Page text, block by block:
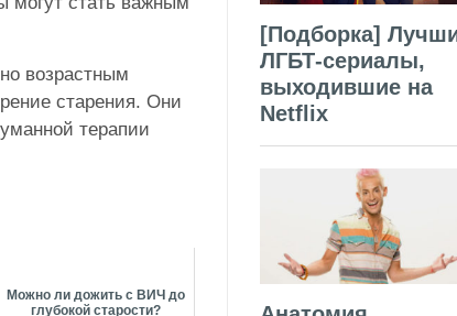
возрастным
старения. Они
терапии
Можно ли дожить с ВИЧ до
глубокой старости?
[Подборка]
ЛГБТ-сериалы,
выходившие на
Netflix